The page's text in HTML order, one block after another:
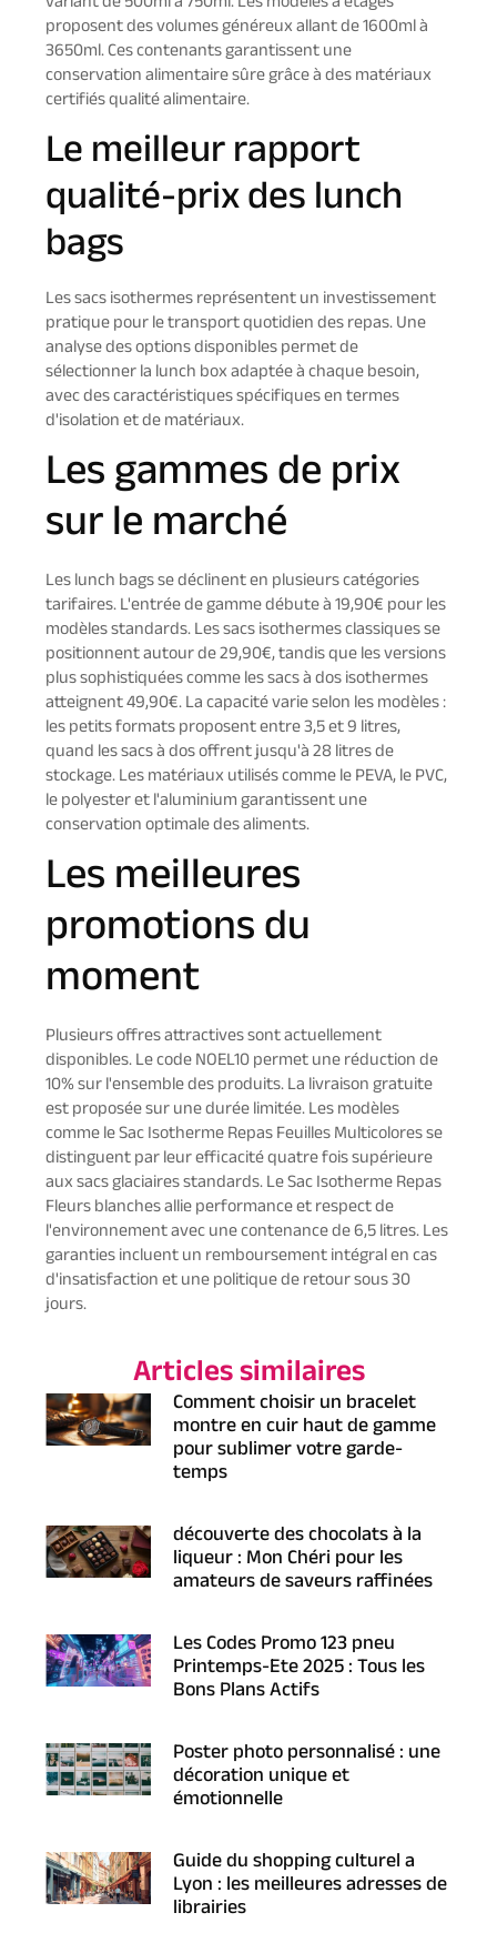
proposent des volumes généreux allant de 1600ml à
3650ml. Ces contenants garantissent une
conservation alimentaire sûre grâce à des matériaux
certifiés qualité alimentaire.
Le meilleur rapport
qualité-prix des lunch
bags
Les sacs isothermes représentent un investissement
pratique pour le transport quotidien des repas. Une
analyse des options disponibles permet de
sélectionner la lunch box adaptée à chaque besoin,
avec des caractéristiques spécifiques en termes
d'isolation et de matériaux.
Les gammes de prix
sur le marché
Les lunch bags se déclinent en plusieurs catégories
tarifaires. L'entrée de gamme débute à 19,90€ pour les
modèles standards. Les sacs isothermes classiques se
positionnent autour de 29,90€, tandis que les versions
plus sophistiquées comme les sacs à dos isothermes
atteignent 49,90€. La capacité varie selon les modèles :
les petits formats proposent entre 3,5 et 9 litres,
quand les sacs à dos offrent jusqu'à 28 litres de
stockage. Les matériaux utilisés comme le PEVA, le PVC,
le polyester et l'aluminium garantissent une
conservation optimale des aliments.
Les meilleures
promotions du
moment
Plusieurs offres attractives sont actuellement
disponibles. Le code NOEL10 permet une réduction de
10% sur l'ensemble des produits. La livraison gratuite
est proposée sur une durée limitée. Les modèles
comme le Sac Isotherme Repas Feuilles Multicolores se
distinguent par leur efficacité quatre fois supérieure
aux sacs glaciaires standards. Le Sac Isotherme Repas
Fleurs blanches allie performance et respect de
l'environnement avec une contenance de 6,5 litres. Les
garanties incluent un remboursement intégral en cas
d'insatisfaction et une politique de retour sous 30
jours.
Articles similaires
Comment choisir un bracelet
montre en cuir haut de gamme
pour sublimer votre garde-
temps
découverte des chocolats à la
liqueur : Mon Chéri pour les
amateurs de saveurs raffinées
Les Codes Promo 123 pneu
Printemps-Ete 2025 : Tous les
Bons Plans Actifs
Poster photo personnalisé : une
décoration unique et
émotionnelle
Guide du shopping culturel a
Lyon : les meilleures adresses de
librairies